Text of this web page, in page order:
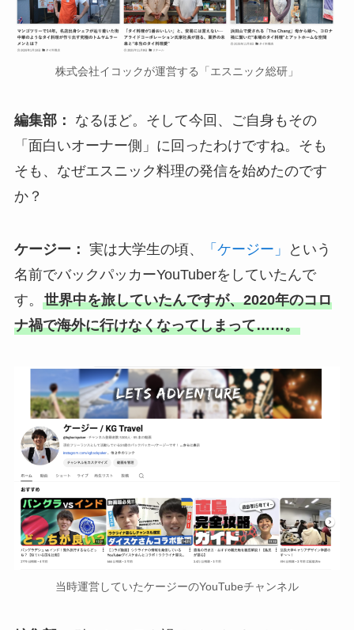
株式会社イコックが運営する「エスニック総研」
編集部：
なるほど。そして今回、ご自身もその
「面白いオーナー側」に回ったわけですね。そも
そも、なぜエスニック料理の発信を始めたのです
か？
ケージー： 実は大学生の頃、 「ケージー」
という
名前でバックパッカーYouTuberをしていたんで
す。 世界中を旅していたんですが、2020年のコロ
ナ禍で海外に行けなくなってしまって……。
当時運営していたケージーのYouTubeチャンネル